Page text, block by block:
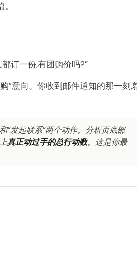
订一份,有团购价吗?”
”意向。你收到邮件通知的那一刻,
”发起联系”两个动作。分析页底部
真正动过手的总行动数。这是你最